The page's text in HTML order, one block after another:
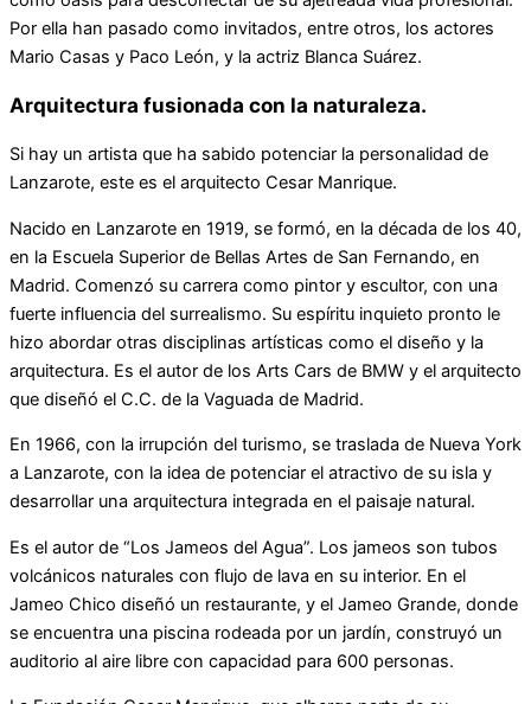
Por ella han pasado como invitados, entre otros, los actores
Mario Casas y Paco León, y la actriz Blanca Suárez.
Arquitectura fusionada con la naturaleza.
Si hay un artista que ha sabido potenciar la personalidad de
Lanzarote, este es el arquitecto Cesar Manrique.
Nacido en Lanzarote en 1919, se formó, en la década de los 40,
en la Escuela Superior de Bellas Artes de San Fernando, en
Madrid. Comenzó su carrera como pintor y escultor, con una
fuerte influencia del surrealismo. Su espíritu inquieto pronto le
hizo abordar otras disciplinas artísticas como el diseño y la
arquitectura. Es el autor de los Arts Cars de BMW y el arquitecto
que diseñó el C.C. de la Vaguada de Madrid.
En 1966, con la irrupción del turismo, se traslada de Nueva York
a Lanzarote, con la idea de potenciar el atractivo de su isla y
desarrollar una arquitectura integrada en el paisaje natural.
Es el autor de “Los Jameos del Agua”. Los jameos son tubos
volcánicos naturales con flujo de lava en su interior. En el
Jameo Chico diseñó un restaurante, y el Jameo Grande, donde
se encuentra una piscina rodeada por un jardín, construyó un
auditorio al aire libre con capacidad para 600 personas.